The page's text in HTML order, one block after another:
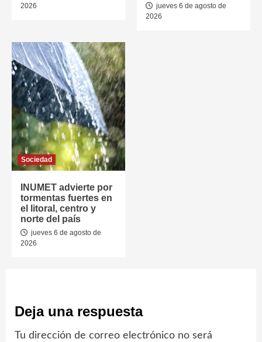
2026
jueves 6 de agosto de
2026
Sociedad
INUMET advierte por
tormentas fuertes en
el litoral, centro y
norte del país
jueves 6 de agosto de
2026
Deja una respuesta
Tu dirección de correo electrónico no será